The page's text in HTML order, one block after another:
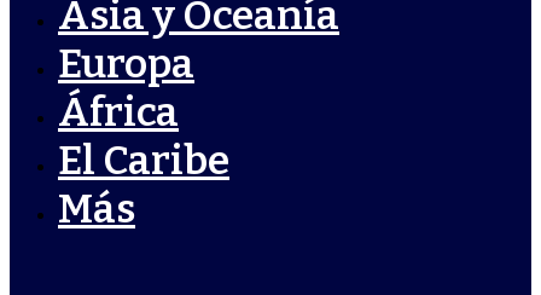
Asia y Oceanía
Europa
África
El Caribe
Más